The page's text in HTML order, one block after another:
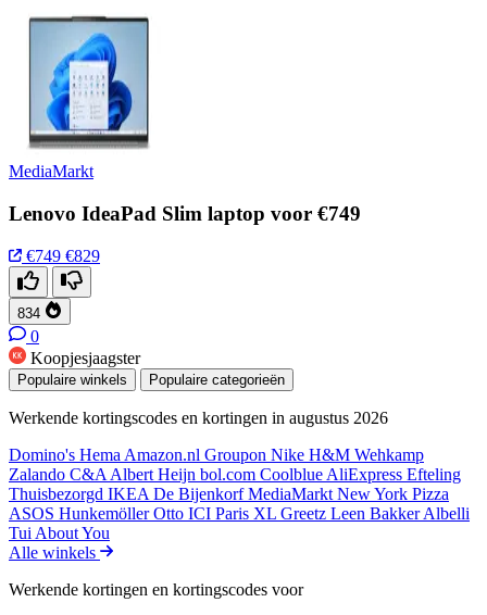
MediaMarkt
Lenovo IdeaPad Slim laptop voor €749
€749 €829
834
0
Koopjesjaagster
Populaire winkels Populaire categorieën
Werkende kortingscodes en kortingen in augustus 2026
Domino's Hema Amazon.nl Groupon Nike H&M Wehkamp
Zalando C&A Albert Heijn bol.com Coolblue AliExpress Efteling
Thuisbezorgd IKEA De BijenkorfMediaMarkt New York Pizza
ASOS HunkemöllerOtto ICI Paris XL Greetz Leen BakkerAlbelli
Tui About You
Alle winkels
Werkende kortingen en kortingscodes voor